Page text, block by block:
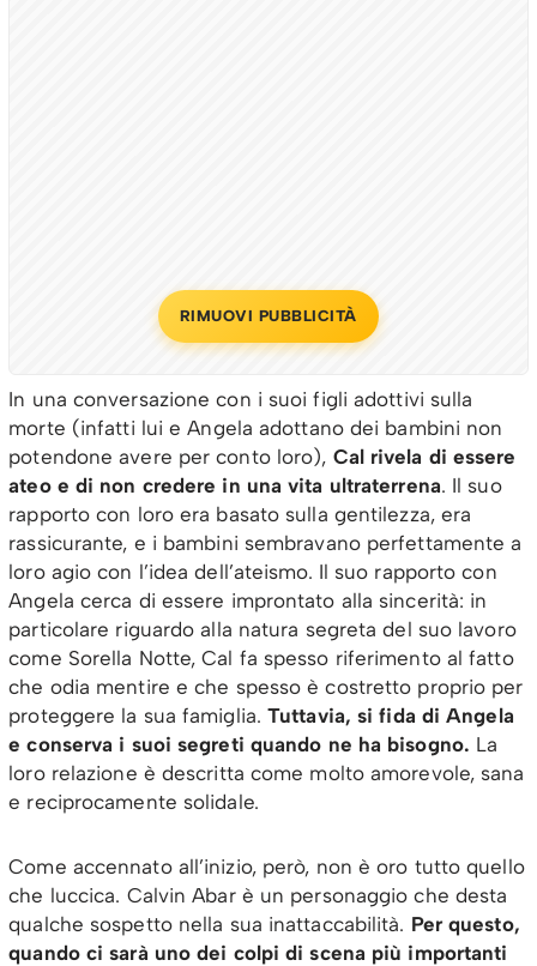
RIMUOVI PUBBLICITÀ
In una conversazione con i suoi figli adottivi sulla
morte (infatti lui e Angela adottano dei bambini non
potendone avere per conto loro), Cal rivela di essere
ateo e di non credere in una vita ultraterrena. Il suo
rapporto con loro era basato sulla gentilezza, era
rassicurante, e i bambini sembravano perfettamente a
loro agio con l’idea dell’ateismo. Il suo rapporto con
Angela cerca di essere improntato alla sincerità: in
particolare riguardo alla natura segreta del suo lavoro
come Sorella Notte, Cal fa spesso riferimento al fatto
che odia mentire e che spesso è costretto proprio per
proteggere la sua famiglia.Tuttavia, si fida di Angela
e conserva i suoi segreti quando ne ha bisogno. La
loro relazione è descritta come molto amorevole, sana
e reciprocamente solidale.
Come accennato all’inizio, però, non è oro tutto quello
che luccica. Calvin Abar è un personaggio che desta
qualche sospetto nella sua inattaccabilità. Per questo,
quando ci sarà uno dei colpi di scena più importanti